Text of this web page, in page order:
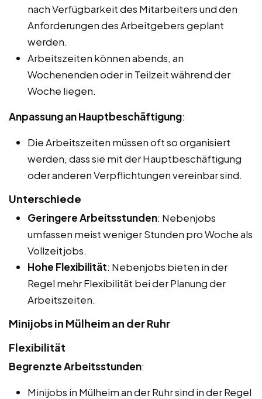
nach Verfügbarkeit des Mitarbeiters und den
Anforderungen des Arbeitgebers geplant
werden.
Arbeitszeiten können abends, an
Wochenenden oder in Teilzeit während der
Woche liegen.
Anpassung an Hauptbeschäftigung:
Die Arbeitszeiten müssen oft so organisiert
werden, dass sie mit der Hauptbeschäftigung
oder anderen Verpflichtungen vereinbar sind.
Unterschiede
Geringere Arbeitsstunden: Nebenjobs
umfassen meist weniger Stunden pro Woche als
Vollzeitjobs.
Hohe Flexibilität: Nebenjobs bieten in der
Regel mehr Flexibilität bei der Planung der
Arbeitszeiten.
Minijobs in Mülheim an der Ruhr
Flexibilität
Begrenzte Arbeitsstunden:
Minijobs in Mülheim an der Ruhr sind in der Regel